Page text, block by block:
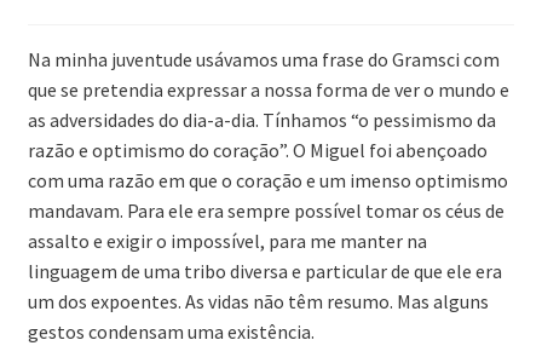
Na minha juventude usávamos uma frase do Gramsci com
que se pretendia expressar a nossa forma de ver o mundo e
as adversidades do dia-a-dia. Tínhamos “o pessimismo da
razão e optimismo do coração”. O Miguel foi abençoado
com uma razão em que o coração e um imenso optimismo
mandavam. Para ele era sempre possível tomar os céus de
assalto e exigir o impossível, para me manter na
linguagem de uma tribo diversa e particular de que ele era
um dos expoentes. As vidas não têm resumo. Mas alguns
gestos condensam uma existência.